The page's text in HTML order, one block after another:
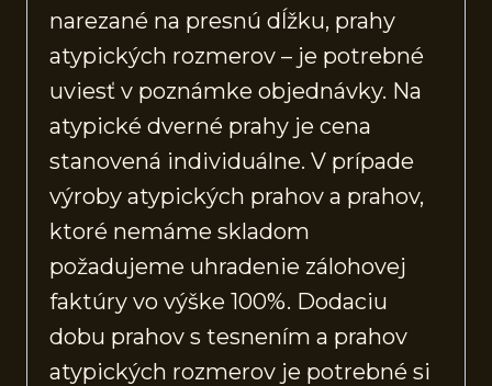
narezané na presnú dĺžku, prahy
atypických rozmerov – je potrebné
uviesť v poznámke objednávky. Na
atypické dverné prahy je cena
stanovená individuálne. V prípade
výroby atypických prahov a prahov,
ktoré nemáme skladom
požadujeme uhradenie zálohovej
faktúry vo výške 100%. Dodaciu
dobu prahov s tesnením a prahov
atypických rozmerov je potrebné si